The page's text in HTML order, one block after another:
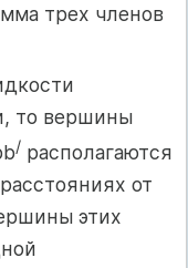
трех членов
то вершины
/ располагаются
от
этих